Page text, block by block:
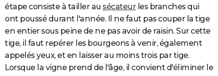
étape consiste à tailler au sécateurles branches qui
ont poussé durant l'année. Il ne faut pas couper la tige
en entier sous peine de ne pas avoir de raisin. Sur cette
tige, il faut repérer les bourgeons à venir, également
appelés yeux, et en laisser au moins trois par tige.
Lorsque la vigne prend de l'âge, il convient d'éliminer le